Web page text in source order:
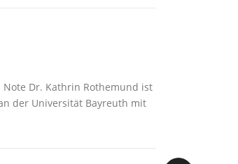
Note Dr. Kathrin Rothemund ist
der Universität Bayreuth mit